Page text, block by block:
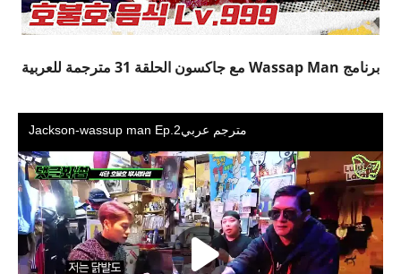
برنامج Wassap Man مع جاكسون الحلقة 31 مترجمة للعربية